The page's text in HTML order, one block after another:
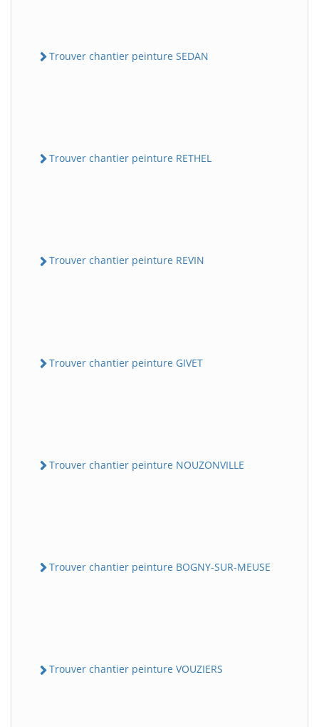
Trouver chantier peinture SEDAN
Trouver chantier peinture RETHEL
Trouver chantier peinture REVIN
Trouver chantier peinture GIVET
Trouver chantier peinture NOUZONVILLE
Trouver chantier peinture BOGNY-SUR-MEUSE
Trouver chantier peinture VOUZIERS